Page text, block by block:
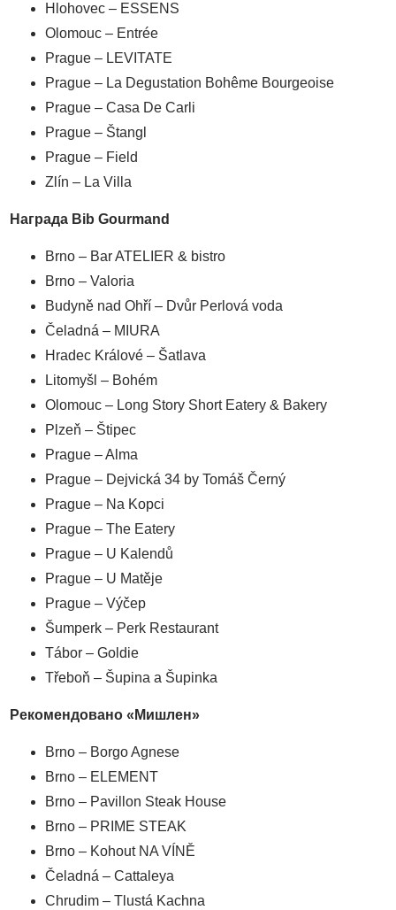
Hlohovec – ESSENS
Olomouc – Entrée
Prague – LEVITATE
Prague – La Degustation Bohême Bourgeoise
Prague – Casa De Carli
Prague – Štangl
Prague – Field
Zlín – La Villa
Награда Bib Gourmand
Brno – Bar ATELIER & bistro
Brno – Valoria
Budyně nad Ohří – Dvůr Perlová voda
Čeladná – MIURA
Hradec Králové – Šatlava
Litomyšl – Bohém
Olomouc – Long Story Short Eatery & Bakery
Plzeň – Štipec
Prague – Alma
Prague – Dejvická 34 by Tomáš Černý
Prague – Na Kopci
Prague – The Eatery
Prague – U Kalendů
Prague – U Matěje
Prague – Výčep
Šumperk – Perk Restaurant
Tábor – Goldie
Třeboň – Šupina a Šupinka
Рекомендовано «Мишлен»
Brno – Borgo Agnese
Brno – ELEMENT
Brno – Pavillon Steak House
Brno – PRIME STEAK
Brno – Kohout NA VÍNĚ
Čeladná – Cattaleya
Chrudim – Tlustá Kachna